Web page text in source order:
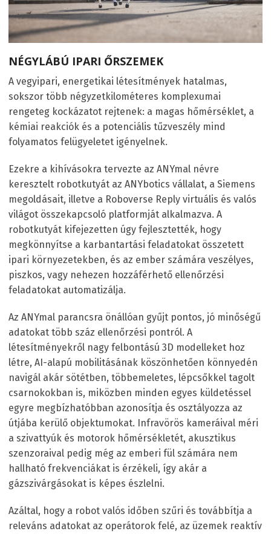
NÉGYLÁBÚ IPARI ŐRSZEMEK
A vegyipari, energetikai létesítmények hatalmas,
sokszor több négyzetkilométeres komplexumai
rengeteg kockázatot rejtenek: a magas hőmérséklet, a
kémiai reakciók és a potenciális tűzveszély mind
folyamatos felügyeletet igényelnek.
Ezekre a kihívásokra tervezte az ANYmal névre
keresztelt robotkutyát az ANYbotics vállalat, a Siemens
megoldásait, illetve a Roboverse Reply virtuális és valós
világot összekapcsoló platformját alkalmazva. A
robotkutyát kifejezetten úgy fejlesztették, hogy
megkönnyítse a karbantartási feladatokat összetett
ipari környezetekben, és az ember számára veszélyes,
piszkos, vagy nehezen hozzáférhető ellenőrzési
feladatokat automatizálja.
Az ANYmal parancsra önállóan gyűjt pontos, jó minőségű
adatokat több száz ellenőrzési pontról. A
létesítményekről nagy felbontású 3D modelleket hoz
létre, AI-alapú mobilitásának köszönhetően könnyedén
navigál akár sötétben, többemeletes, lépcsőkkel tagolt
csarnokokban is, miközben minden egyes küldetéssel
egyre megbízhatóbban azonosítja és osztályozza az
útjába kerülő objektumokat. Infravörös kameráival méri
a szivattyúk és motorok hőmérsékletét, akusztikus
szenzoraival pedig még az emberi fül számára nem
hallható frekvenciákat is érzékeli, így akár a
gázszivárgásokat is képes észlelni.
Azáltal, hogy a robot valós időben szűri és továbbítja a
releváns adatokat az operátorok felé, az üzemek reaktív